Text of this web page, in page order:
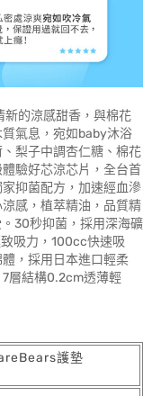
新的涼感甜香，與棉花
氣息，宛如baby沐浴
梨子中調杏仁糖、棉花
驗好芯涼芯片，全台首
抑菌配方，加速經血滲
感，植萃精油，品質精
30秒抑菌，採用深海礦
吸力，100cc快速吸
，採用日本進口輕柔
層結構0.2cm透薄輕
護墊